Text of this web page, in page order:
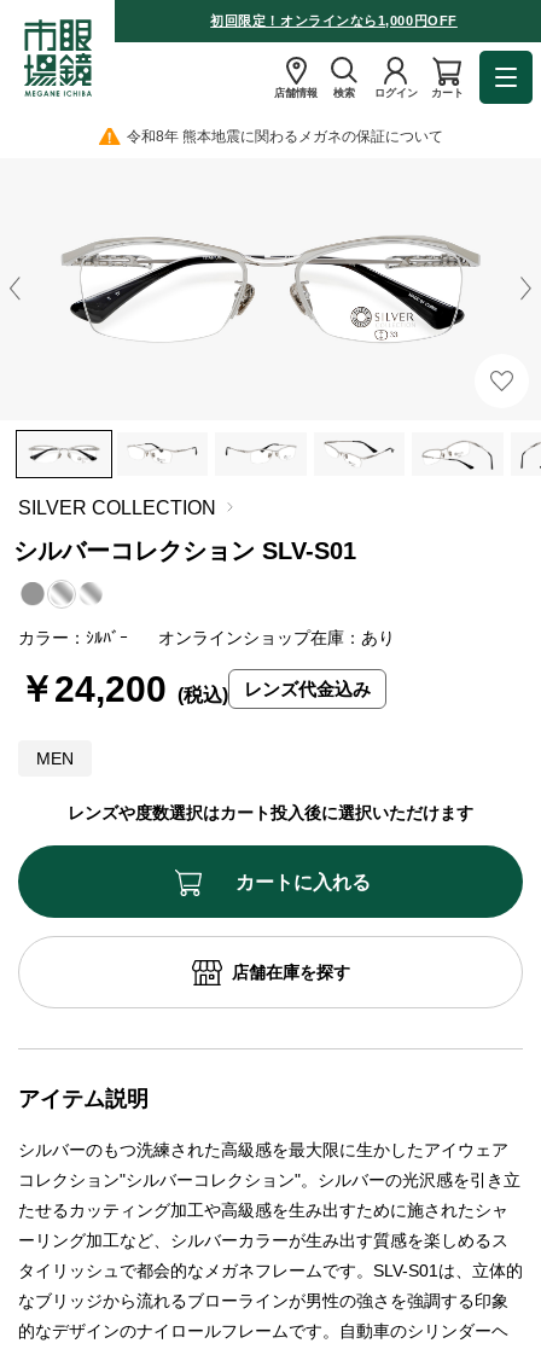
初回限定！オンラインなら1,000円OFF
店舗情報 検索 ログイン カート
令和8年 熊本地震に関わるメガネの保証について
SILVER COLLECTION
シルバーコレクション SLV-S01
MEN
カラー：ｼﾙﾊﾞｰ オンラインショップ在庫：あり
レンズや度数選択はカート投入後に選択いただけます
￥24,200 レンズ代金込み
カートに入れる
店舗在庫を探す
アイテム説明
シルバーのもつ洗練された高級感を最大限に生かしたアイウェア
コレクション"シルバーコレクション"。シルバーの光沢感を引き立
たせるカッティング加工や高級感を生み出すために施されたシャ
ーリング加工など、シルバーカラーが生み出す質感を楽しめるス
タイリッシュで都会的なメガネフレームです。SLV-S01は、立体的
なブリッジから流れるブローラインが男性の強さを強調する印象
的なデザインのナイロールフレームです。自動車のシリンダーヘ